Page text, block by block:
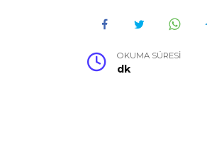
OKUMA SÜRESI
dk